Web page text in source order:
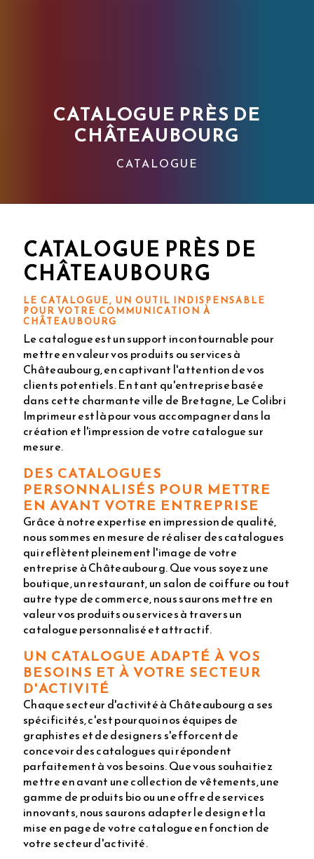
CATALOGUE PRÈS DE
CHÂTEAUBOURG
CATALOGUE
CATALOGUE PRÈS DE
CHÂTEAUBOURG
LE CATALOGUE, UN OUTIL INDISPENSABLE
POUR VOTRE COMMUNICATION À
CHÂTEAUBOURG
Le catalogue est un support incontournable pour
mettre en valeur vos produits ou services à
Châteaubourg, en captivant l'attention de vos
clients potentiels. En tant qu'entreprise basée
dans cette charmante ville de Bretagne, Le Colibri
Imprimeur est là pour vous accompagner dans la
création et l'impression de votre catalogue sur
mesure.
DES CATALOGUES
PERSONNALISÉS POUR METTRE
EN AVANT VOTRE ENTREPRISE
Grâce à notre expertise en impression de qualité,
nous sommes en mesure de réaliser des catalogues
qui reflètent pleinement l'image de votre
entreprise à Châteaubourg. Que vous soyez une
boutique, un restaurant, un salon de coiffure ou tout
autre type de commerce, nous saurons mettre en
valeur vos produits ou services à travers un
catalogue personnalisé et attractif.
UN CATALOGUE ADAPTÉ À VOS
BESOINS ET À VOTRE SECTEUR
D'ACTIVITÉ
Chaque secteur d'activité à Châteaubourg a ses
spécificités, c'est pourquoi nos équipes de
graphistes et de designers s'efforcent de
concevoir des catalogues qui répondent
parfaitement à vos besoins. Que vous souhaitiez
mettre en avant une collection de vêtements, une
gamme de produits bio ou une offre de services
innovants, nous saurons adapter le design et la
mise en page de votre catalogue en fonction de
votre secteur d'activité.